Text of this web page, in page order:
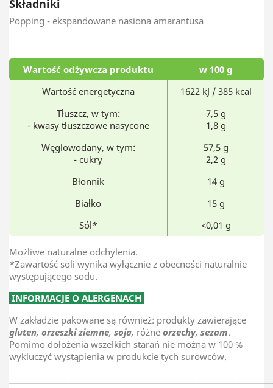
Składniki
Popping - ekspandowane nasiona amarantusa
Wartość odżywcza produktu
w 100 g
Wartość energetyczna
1622 kJ / 385 kcal
Tłuszcz, w tym:
- kwasy tłuszczowe nasycone
7,5 g
1,8 g
Węglowodany, w tym:
- cukry
57,5 g
2,2 g
Błonnik
14 g
Białko
15 g
Sól*
<0,01 g
Możliwe naturalne odchylenia.
*Zawartość soli wynika wyłącznie z obecności naturalnie
występującego sodu.
INFORMACJE O ALERGENACH
W zakładzie pakowane są również: produkty zawierające
gluten, orzeszki ziemne, soja, różne orzechy, sezam.
Pomimo dołożenia wszelkich starań nie można w 100 %
wykluczyć wystąpienia w produkcie tych surowców.